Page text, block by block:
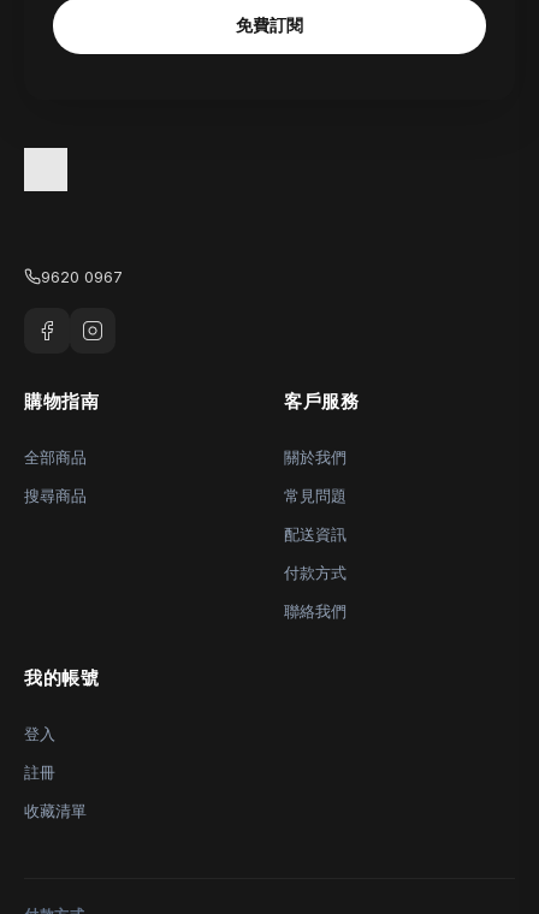
免費訂閱
9620 0967
購物指南
全部商品
搜尋商品
客戶服務
關於我們
常見問題
配送資訊
付款方式
聯絡我們
我的帳號
登入
註冊
收藏清單